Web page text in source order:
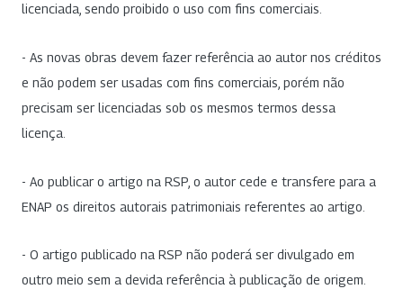
licenciada, sendo proibido o uso com fins comerciais.
- As novas obras devem fazer referência ao autor nos créditos
e não podem ser usadas com fins comerciais, porém não
precisam ser licenciadas sob os mesmos termos dessa
licença.
- Ao publicar o artigo na RSP, o autor cede e transfere para a
ENAP os direitos autorais patrimoniais referentes ao artigo.
- O artigo publicado na RSP não poderá ser divulgado em
outro meio sem a devida referência à publicação de origem.